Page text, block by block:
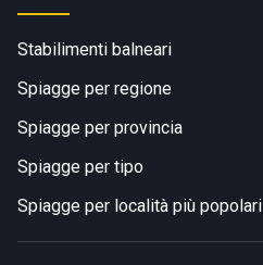
Stabilimenti balneari
Spiagge per regione
Spiagge per provincia
Spiagge per tipo
Spiagge per località più popolari